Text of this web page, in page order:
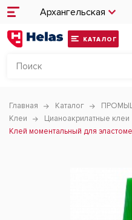
Архангельская
КАТАЛОГ
Главная Каталог
Клеи
Цианоакрилатные клеи
Клей моментальный для